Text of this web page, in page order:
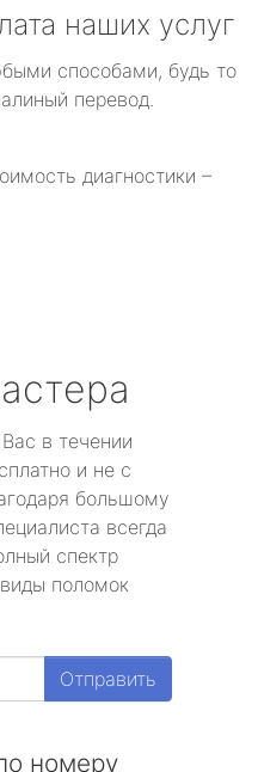
наших услуг
способами, будь то
перевод.
диагностики –
в течении
и не с
большому
всегда
спектр
поломок
Отправить
номеру